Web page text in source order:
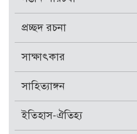
প্রচ্ছদ রচনা
সাক্ষাৎকার
সাহিত্যাঙ্গন
ইতিহাস-ঐতিহ্য